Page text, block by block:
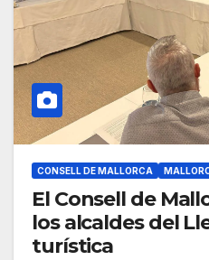
CONSELL DE MALLORCA
El Consell de
los alcaldes del
turística